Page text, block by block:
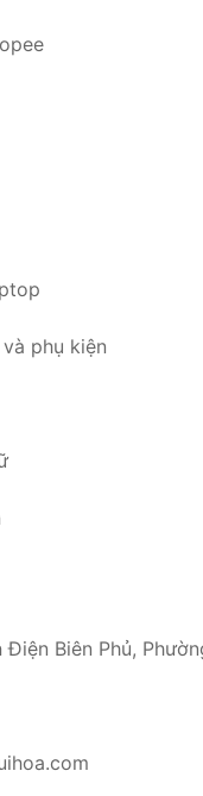
phụ kiện
Điện Biên Phủ,